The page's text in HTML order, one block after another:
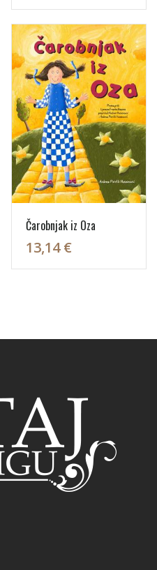
Čarobnjak iz Oza
13,14 €